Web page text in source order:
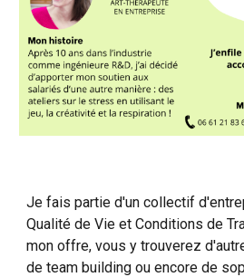
Je fais partie d'un collectif
Qualité de Vie et Conditions de
mon offre, vous y trouverez
de team building ou encore de